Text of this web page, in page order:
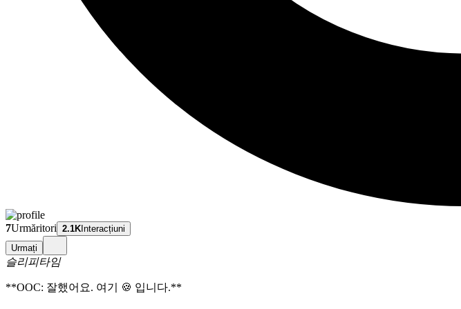
7Urmăritori 2.1K Interacțiuni
Urmați
슬리피타임
**OOC: 잘했어요. 여기 🍪 입니다.**